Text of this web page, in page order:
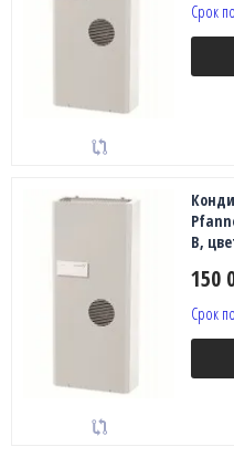
Срок
В,
150
Срок